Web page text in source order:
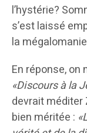
l’hystérie?
s’est laissé
la
En réponse,
«Discours à la
devrait méditer
bien méritée :